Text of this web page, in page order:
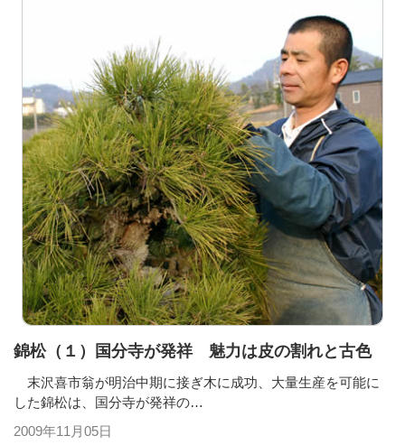
錦松（１）国分寺が発祥 魅力は皮の割れと古色
末沢喜市翁が明治中期に接ぎ木に成功、大量生産を可能に
した錦松は、国分寺が発祥の…
2009年11月05日